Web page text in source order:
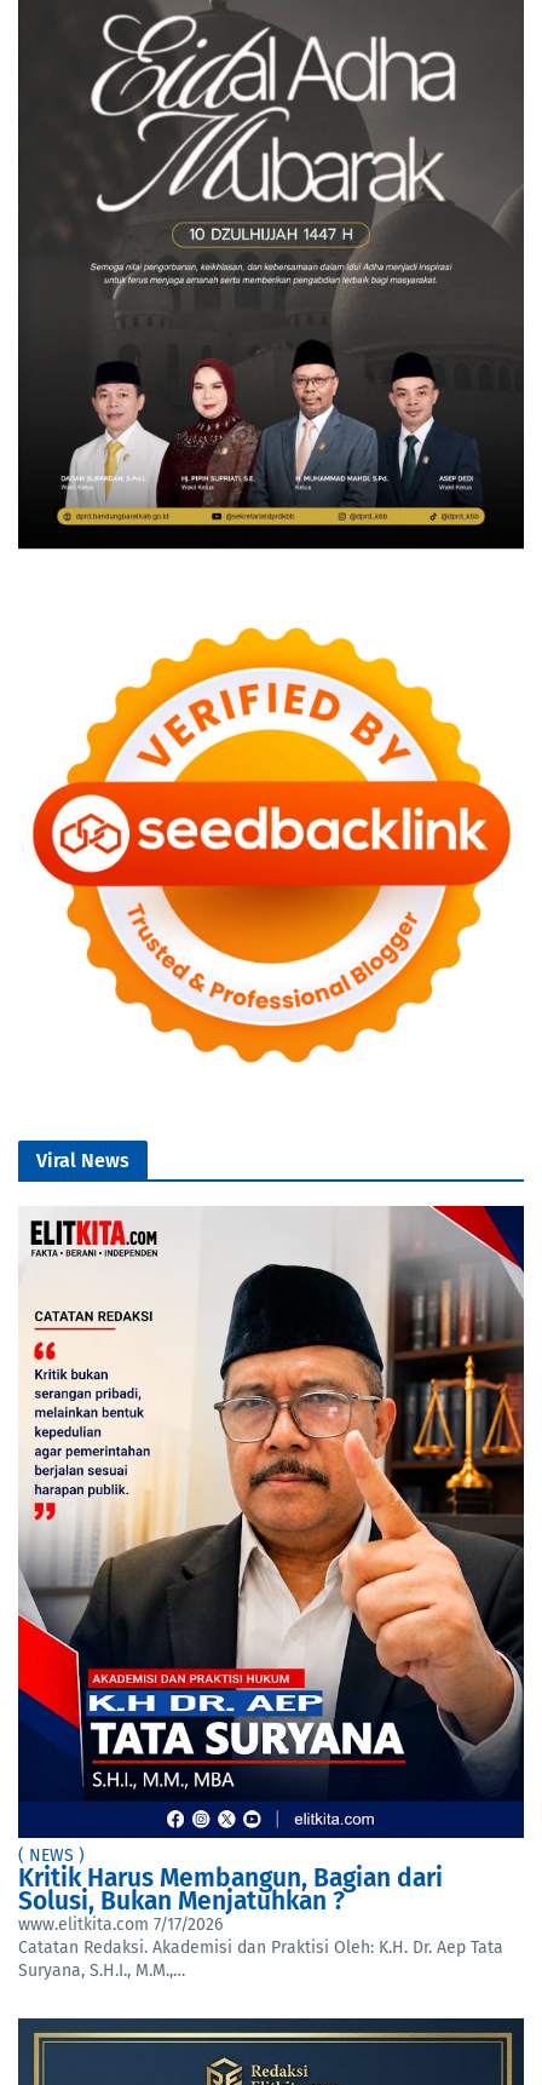
Viral News
( NEWS )
Kritik Harus Membangun, Bagian dari
Solusi, Bukan Menjatuhkan ?
www.elitkita.com 7/17/2026
Catatan Redaksi. Akademisi dan Praktisi Oleh: K.H. Dr. Aep Tata
Suryana, S.H.I., M.M.,…